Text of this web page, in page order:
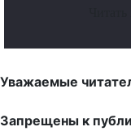
Уважаемые
Запрещены к